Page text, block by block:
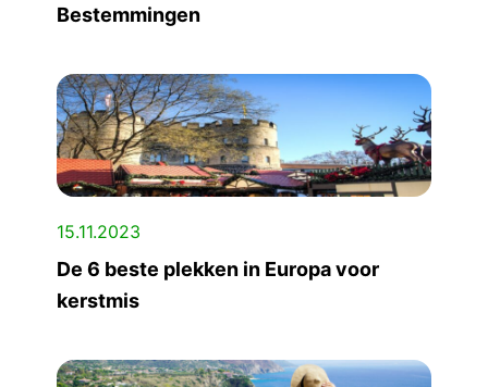
Bestemmingen
15.11.2023
De 6 beste plekken in Europa voor
kerstmis